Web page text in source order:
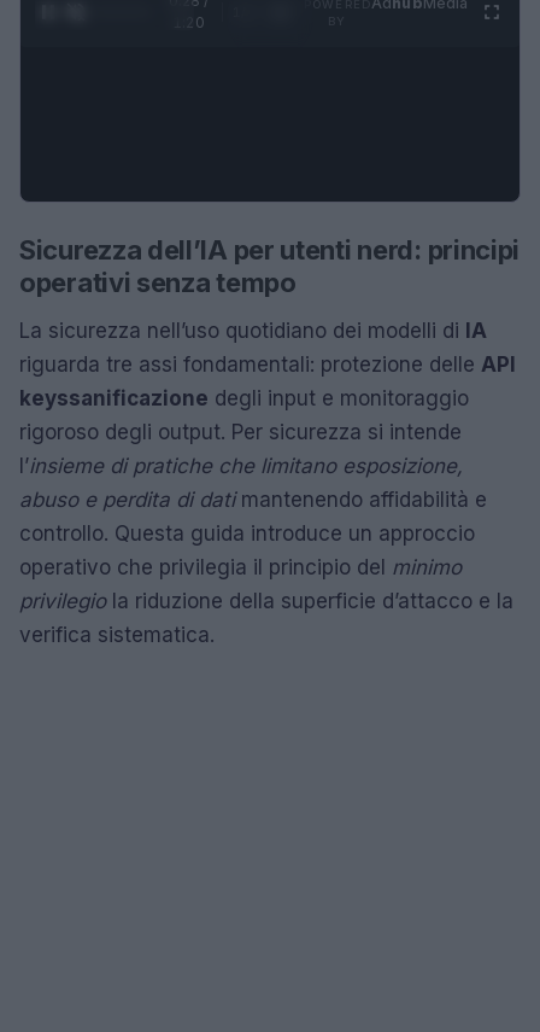
1:20
Sicurezza dell’IA per utenti nerd: principi
operativi senza tempo
La sicurezza nell’uso quotidiano dei modelli di IA
riguarda tre assi fondamentali: protezione delle API
keyssanificazione degli input e monitoraggio
rigoroso degli output. Per sicurezza si intende
l’insieme di pratiche che limitano esposizione,
abuso e perdita di datimantenendo affidabilità e
controllo. Questa guida introduce un approccio
operativo che privilegia il principio del minimo
privilegiola riduzione della superficie d’attacco e la
verifica sistematica.